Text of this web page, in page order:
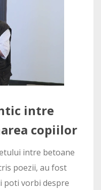
intre
copiilor
intre betoane
poezii, au fost
poti vorbi despre